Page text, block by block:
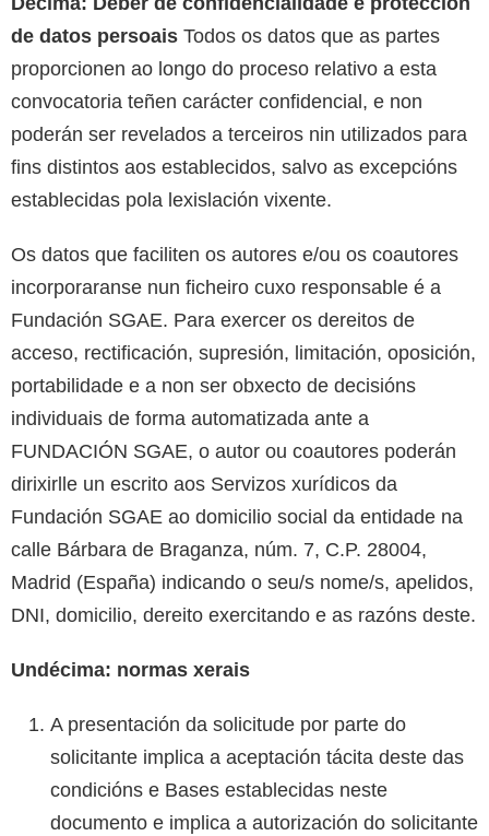
de datos persoais Todos os datos que as partes
proporcionen ao longo do proceso relativo a esta
convocatoria teñen carácter confidencial, e non
poderán ser revelados a terceiros nin utilizados para
fins distintos aos establecidos, salvo as excepcións
establecidas pola lexislación vixente.
Os datos que faciliten os autores e/ou os coautores
incorporaranse nun ficheiro cuxo responsable é a
Fundación SGAE. Para exercer os dereitos de
acceso, rectificación, supresión, limitación, oposición,
portabilidade e a non ser obxecto de decisións
individuais de forma automatizada ante a
FUNDACIÓN SGAE, o autor ou coautores poderán
dirixirlle un escrito aos Servizos xurídicos da
Fundación SGAE ao domicilio social da entidade na
calle Bárbara de Braganza, núm. 7, C.P. 28004,
Madrid (España) indicando o seu/s nome/s, apelidos,
DNI, domicilio, dereito exercitando e as razóns deste.
Undécima: normas xerais
A presentación da solicitude por parte do
solicitante implica a aceptación tácita deste das
condicións e Bases establecidas neste
documento e implica a autorización do solicitante